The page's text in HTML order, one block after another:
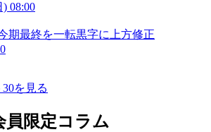
08:00
期最終を一転黒字に上方修正
を見る
員限定コラム